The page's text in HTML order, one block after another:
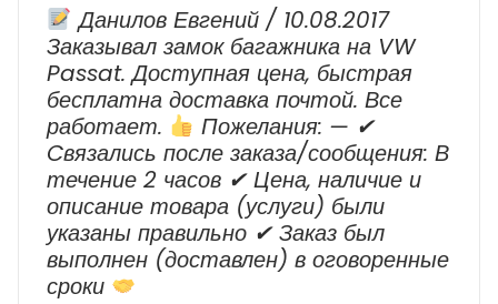
Данилов Евгений / 10.08.2017
Заказывал замок багажника на VW
Passat. Доступная цена, быстрая
бесплатна доставка почтой. Все
работает.
Пожелания: — ✔
Cвязались после заказа/сообщения: В
течение 2 часов ✔ Цена, наличие и
описание товара (услуги) были
указаны правильно ✔ Заказ был
выполнен (доставлен) в оговоренные
сроки